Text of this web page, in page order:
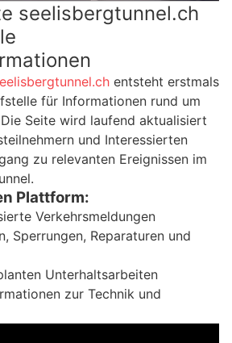
seelisbergtunnel.ch
entsteht erstmals
für Informationen rund um
Seite wird laufend aktualisiert
und Interessierten
zu relevanten Ereignissen im
Plattform:
Verkehrsmeldungen
Sperrungen, Reparaturen und
Unterhaltsarbeiten
zur Technik und